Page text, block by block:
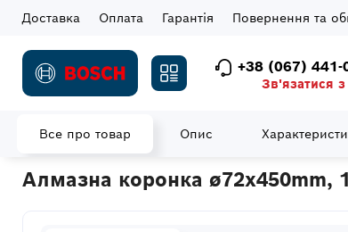
Доставка Оплата Гарантія Повернення та
+38 (067) 441-
Зв'язатися
Все про товар Опис
Головна Витратні матеріали Алмазна
Алмазна коронка ø72x450mm,